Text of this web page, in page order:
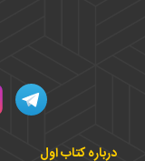
درباره کتاب اول